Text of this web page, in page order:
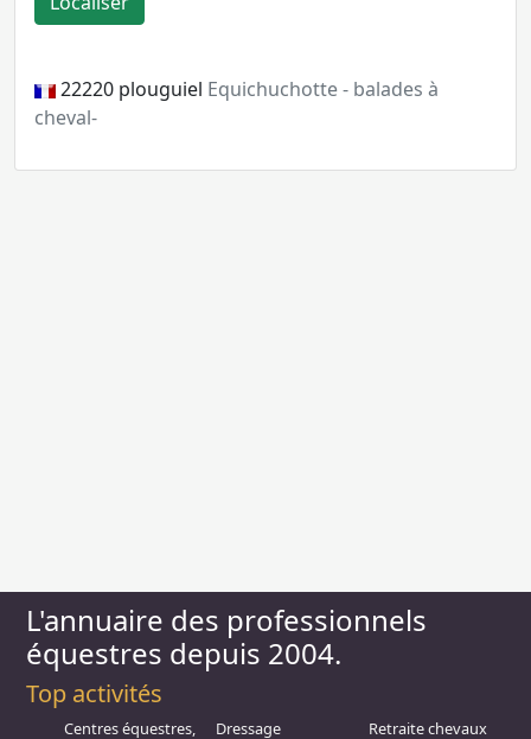
22220 plouguiel Equichuchotte - balades à
cheval-
L'annuaire des professionnels
équestres depuis 2004.
Top activités
Centres équestres,
Dressage
Retraite chevaux